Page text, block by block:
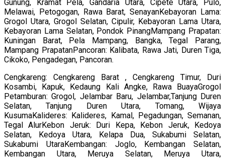
Gunung, Kramat Pela, Gandaria Utara, Cipete Utara, Pulo,
Melawai, Petogogan, Rawa Barat, SenayanKebayoran Lama:
Grogol Utara, Grogol Selatan, Cipulir, Kebayoran Lama Utara,
Kebayoran Lama Selatan, Pondok PinangMampang Prapatan:
Kuningan Barat, Pela Mampang, Bangka, Tegal Parang,
Mampang PrapatanPancoran: Kalibata, Rawa Jati, Duren Tiga,
Cikoko, Pengadegan, Pancoran.
Cengkareng: Cengkareng Barat , Cengkareng Timur, Duri
Kosambi, Kapuk, Kedaung Kali Angke, Rawa BuayaGrogol
Petamburan: Grogol, Jelambar Baru, Jelambar,Tanjung Duren
Selatan, Tanjung Duren Utara, Tomang, Wijaya
KusumaKalideres: Kalideres, Kamal, Pegadungan, Semanan,
Tegal AlurKebon Jeruk: Duri Kepa, Kebon Jeruk, Kedoya
Selatan, Kedoya Utara, Kelapa Dua, Sukabumi Selatan,
Sukabumi UtaraKembangan: Joglo, Kembangan Selatan,
Kembangan Utara, Meruya Selatan, Meruya Utara,